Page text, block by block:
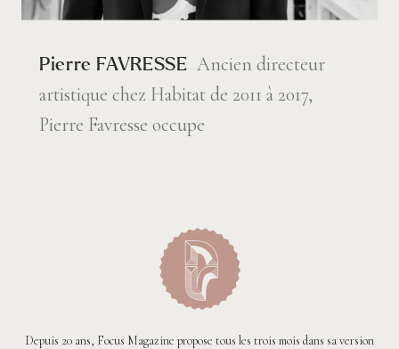
Pierre FAVRESSE Ancien directeur
artistique chez Habitat de 2011 à 2017,
Pierre Favresse occupe
Depuis 20 ans, Focus Magazine propose tous les trois mois dans sa version